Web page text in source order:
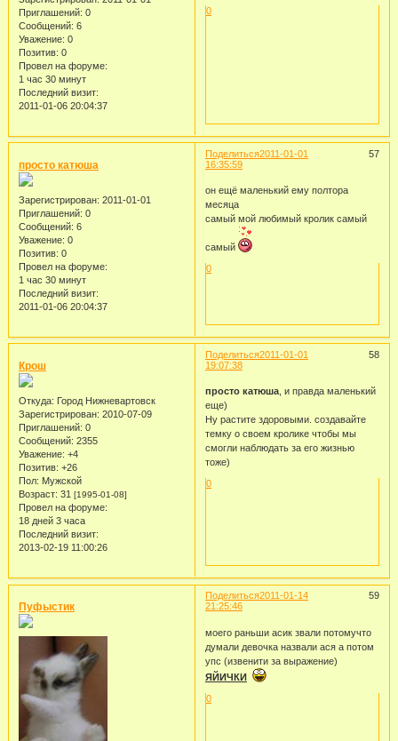
Приглашений: 0
Сообщений: 6
Уважение: 0
Позитив: 0
Провел на форуме:
1 час 30 минут
Последний визит:
2011-01-06 20:04:37
0
Поделиться 57
2011-01-01
16:35:59
просто катюша
Зарегистрирован: 2011-01-01
Приглашений: 0
Сообщений: 6
Уважение: 0
Позитив: 0
Провел на форуме:
1 час 30 минут
Последний визит:
2011-01-06 20:04:37
он ещё маленький ему полтора
месяца
самый мой любимый кролик самый
самый
0
Поделиться 58
2011-01-01
19:07:38
Крош
Откуда: Город Нижневартовск
Зарегистрирован: 2010-07-09
Приглашений: 0
Сообщений: 2355
Уважение: +4
Позитив: +26
Пол: Мужской
Возраст: 31 [1995-01-08]
Провел на форуме:
18 дней 3 часа
Последний визит:
2013-02-19 11:00:26
просто катюша, и правда маленький
еще)
Ну растите здоровыми. создавайте
темку о своем кролике чтобы мы
смогли наблюдать за его жизнью
тоже)
0
Поделиться 59
2011-01-14
21:25:46
Пуфыстик
моего раньши асик звали потомучто
думали девочка назвали ася а потом
упс (извенити за выражение)
ЯЙИЧКИ
0